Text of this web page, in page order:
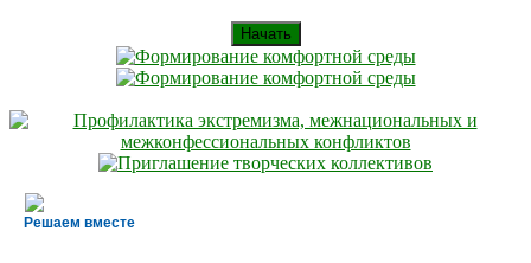
Начать
Решаем вместе